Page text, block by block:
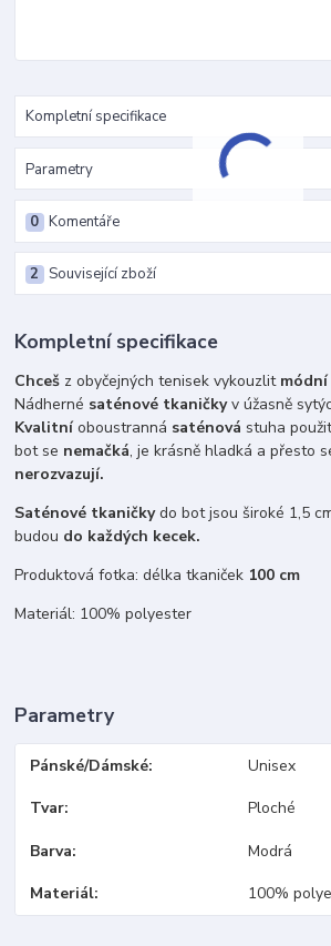
Kompletní specifikace
Parametry
Komentáře
0
Související zboží
2
Kompletní specifikace
Chceš z obyčejných tenisek vykouzlit módní
Nádherné saténové tkaničkyv úžasně
Kvalitníoboustranná saténová stuha
bot se nemačká, je krásně hladká a přesto
nerozvazují.
Saténové tkaničkydo bot jsou široké 1,5
budou do každých kecek.
Produktová fotka: délka tkaniček 100 cm
Materiál: 100% polyester
Parametry
Pánské/Dámské Unisex
Tvar Ploché
Barva Modrá
Materiál 100%